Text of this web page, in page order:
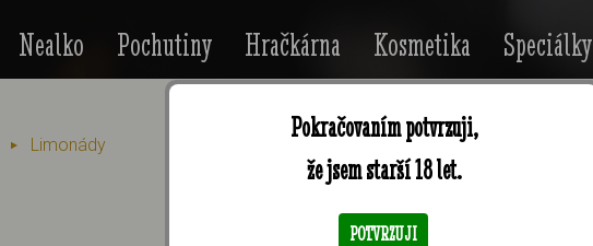
Nealko Pochutiny Hračkárna Kosmetika Speciálky
Limonády
Fever Tree Indian Tonic Water
Pokračovaním potvrzuji,
že jsem starší 18 let.
POTVRZUJI